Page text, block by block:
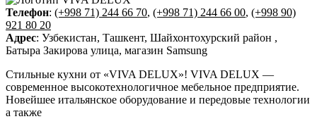
Телефон: (+998 71) 244 66 70, (+998 71) 244 66 00, (+998 90)
921 80 20
Адрес: Узбекистан, Ташкент, Шайхонтохурский район ,
Батыра Закирова улица, магазин Samsung
Стильные кухни от «VIVA DELUX»! VIVA DELUX —
современное высокотехнологичное мебельное предприятие.
Новейшее итальянское оборудование и передовые технологии
а также